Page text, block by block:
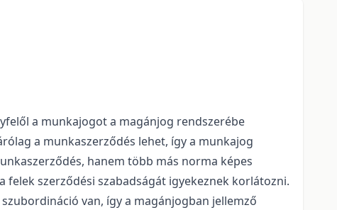
a munkajogot a magánjog rendszerébe
a munkaszerződés lehet, így a munkajog
hanem több más norma képes
szerződési szabadságát igyekeznek korlátozni.
van, így a magánjogban jellemző